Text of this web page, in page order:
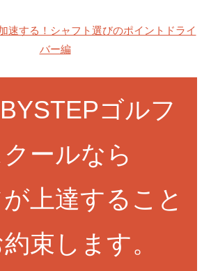
速する！シャフト選びのポイントドライ
バー編
ゴルフ
クールなら
上達すること
束します。